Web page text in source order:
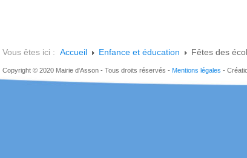
Vous êtes ici : Accueil Enfance et éducation Fêtes des
Copyright © 2020 Mairie d'Asson - Tous droits réservés - Mentions légales -